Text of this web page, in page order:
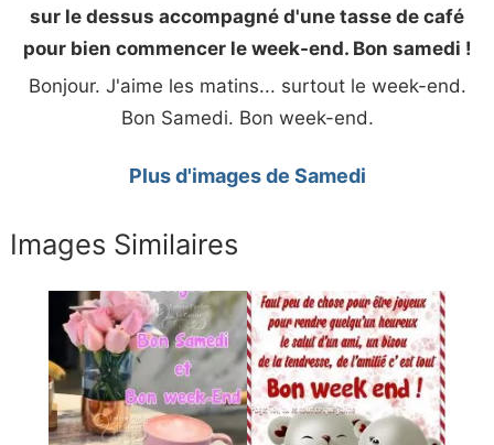
sur le dessus accompagné d'une tasse de café
pour bien commencer le week-end. Bon samedi !
Bonjour. J'aime les matins... surtout le week-end.
Bon Samedi. Bon week-end.
Plus d'images de Samedi
Images Similaires